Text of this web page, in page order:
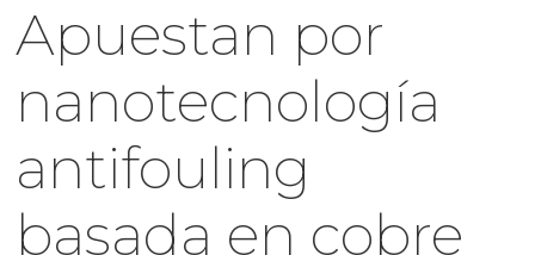
Apuestan por
nanotecnología
antifouling
basada en cobre